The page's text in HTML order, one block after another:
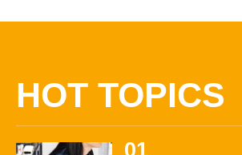
HOT TOPICS